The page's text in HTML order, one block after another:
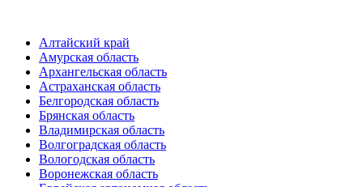
Алтайский край
Амурская область
Архангельская область
Астраханская область
Белгородская область
Брянская область
Владимирская область
Волгоградская область
Вологодская область
Воронежская область